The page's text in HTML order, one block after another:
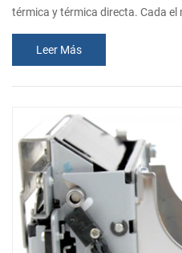
térmica y térmica directa. Cada
impresión térmica que se aplica
Impresión por transferencia
para producir duradero imágenes
materiales. Sin cinta se utiliza en
Leer Más